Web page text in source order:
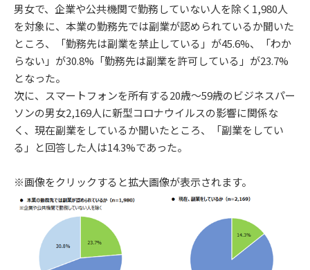
男女で、企業や公共機関で勤務していない人を除く1,980人
を対象に、本業の勤務先では副業が認められているか聞いた
ところ、「勤務先は副業を禁止している」が45.6%、「わか
らない」が30.8%「勤務先は副業を許可している」が23.7%
となった。
次に、スマートフォンを所有する20歳～59歳のビジネスパー
ソンの男女2,169人に新型コロナウイルスの影響に関係な
く、現在副業をしているか聞いたところ、「副業をしてい
る」と回答した人は14.3%であった。
※画像をクリックすると拡大画像が表示されます。